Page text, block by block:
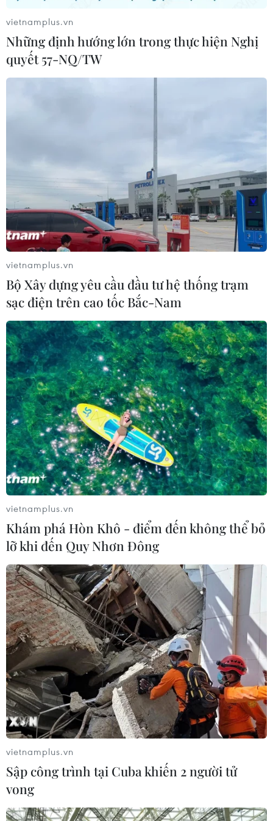
đến 6 giờ sáng hôm sau, Tunisia quyết định áp dụng
phong tỏa trên quy mô toàn quốc trong thời gian bốn
ngày, từ ngày 14-17/1.
vietnamplus.vn
Những định hướng lớn trong thực hiện Nghị
quyết 57-NQ/TW
vietnamplus.vn
Bộ Xây dựng yêu cầu đầu tư hệ thống trạm
sạc điện trên cao tốc Bắc-Nam
vietnamplus.vn
Khám phá Hòn Khô - điểm đến không thể bỏ
lỡ khi đến Quy Nhơn Đông
vietnamplus.vn
Sập công trình tại Cuba khiến 2 người tử
vong